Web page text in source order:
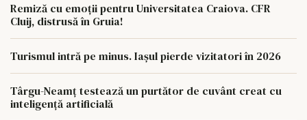
Remiză cu emoții pentru Universitatea Craiova. CFR
Cluij, distrusă în Gruia!
Turismul intră pe minus. Iașul pierde vizitatori în 2026
Târgu-Neamț testează un purtător de cuvânt creat cu
inteligență artificială